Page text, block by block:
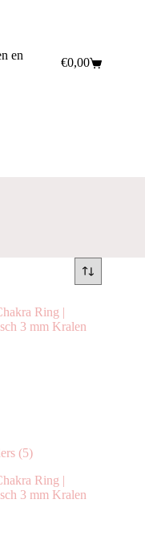
en
Winkelwagen
€0,00
(5)